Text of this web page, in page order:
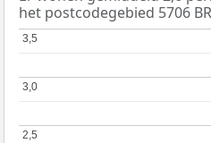
het postcodegebied 5706
2,5
2,5
3,0
3,0
3,5
3,5